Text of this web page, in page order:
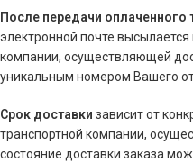
После передачи оплаченного
электронной почте
компании, осуществляющей
уникальным номером Вашего
Срок доставки зависит от
транспортной компании,
состояние доставки заказа